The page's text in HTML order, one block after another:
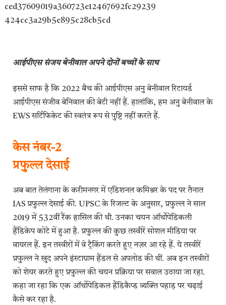
आईपीएस संजय बेनीवाल अपने दोनों बच्चों के साथ
इससे साफ है कि 2022 बैच की आईपीएस अनु बेनीवाल रिटायर्ड
आईपीएस संजीव बेनिवाल की बेटी नहीं हैं. हालांकि, हम अनु बेनीवाल के
EWS सर्टिफिकेट की स्वतंत्र रूप से पुष्टि नहीं करते हैं.
केस नंबर-2
प्रफुल्ल देसाई
अब बात तेलंगाना के करीमनगर में एडिशनल कमिश्नर के पद पर तैनात
IAS प्रफुल्ल देसाई की. UPSC के रिजल्ट के अनुसार, प्रफुल्ल ने साल
2019 में 532वीं रैंक हासिल की थी. उनका चयन ऑर्थोपेडिकली
हैंडिकेप कोटे में हुआ है. प्रफुल्ल की कुछ तस्वीरें सोशल मीडिया पर
वायरल हैं. इन तस्वीरों में वे ट्रैकिंग करते हुए नज़र आ रहे हैं. ये तस्वीरें
प्रफुल्ल ने खुद अपने इंस्टाग्राम हैंडल से अपलोड की थीं. अब इन तस्वीरों
को शेयर करते हुए प्रफुल्ल की चयन प्रक्रिया पर सवाल उठाया जा रहा.
कहा जा रहा कि एक ऑर्थोपेडिकल हैंडिकैप्ड व्यक्ति पहाड़ पर चढ़ाई
कैसे कर रहा है.